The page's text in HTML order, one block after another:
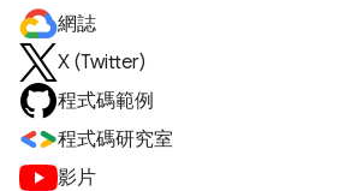
網誌
X (Twitter)
程式碼範例
程式碼研究室
影片